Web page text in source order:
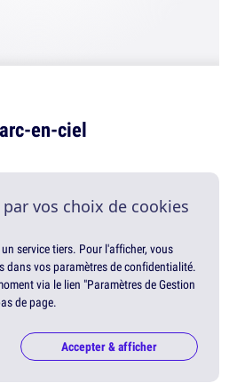
en-ciel
vos choix de cookies
service tiers. Pour l'afficher, vous
dans vos paramètres de confidentialité.
via le lien "Paramètres de Gestion
de page.
Accepter & afficher